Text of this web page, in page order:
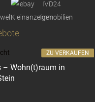
– Wohn(t)raum in
ZU VERKAUFEN